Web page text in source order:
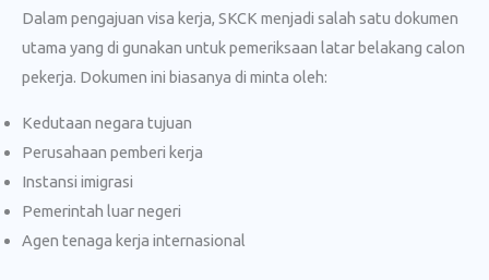
Dalam pengajuan visa kerja, SKCK menjadi salah satu dokumen
utama yang di gunakan untuk pemeriksaan latar belakang calon
pekerja. Dokumen ini biasanya di minta oleh:
Kedutaan negara tujuan
Perusahaan pemberi kerja
Instansi imigrasi
Pemerintah luar negeri
Agen tenaga kerja internasional